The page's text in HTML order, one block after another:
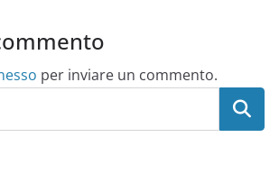
per inviare un commento.